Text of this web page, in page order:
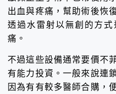
出血與疼痛，幫助術後恢
透過水雷射以無創的方
痛。
不過這些設備通常要價不
有能力投資。一般來說連
因為有有較多醫師合購，